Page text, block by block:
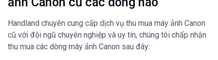
Handland chuyên cung cấp dịch vụ thu mua máy ảnh Canon
cũ với đội ngũ chuyên nghiệp và uy tín, chúng tôi chấp nhận
thu mua các dòng máy ảnh Canon sau đây: